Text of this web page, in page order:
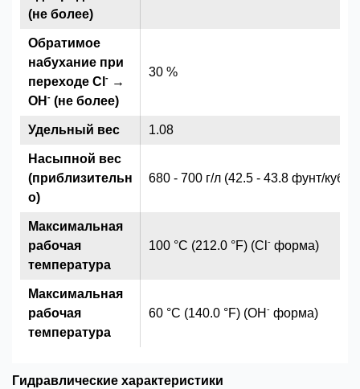
30 %
1.08
680 - 700 г/л (42.5 - 43.8 фунт/
100 °C (212.0 °F) (Cl - форма)
60 °C (140.0 °F) (OH - форма)
(не более)
Обратимое
набухание при
переходе Cl - →
OH - (не более)
Удельный вес
Насыпной вес
(приблизительн
о)
Максимальная
рабочая
температура
Максимальная
рабочая
температура
Гидравлические характеристики